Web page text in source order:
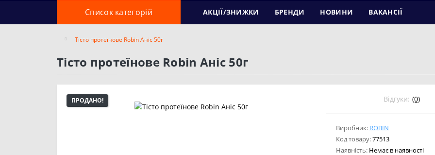
Список категорій АКЦІЇ/ЗНИЖКИ БРЕНДИ НОВИНИ ВАКАНСІЇ
Тісто протеїнове Robin Аніс 50г
Тісто протеїнове Robin Аніс 50г
ПРОДАНО! Відгуки: (0)
Виробник: ROBIN
Код товару:77513
Наявність: Немає в наявності